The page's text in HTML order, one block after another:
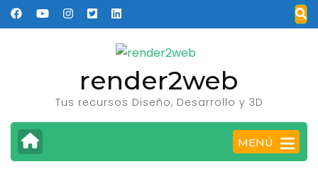
Saltar
al
render2web
Tus recursos Diseño, Desarrollo y 3D
MENÚ